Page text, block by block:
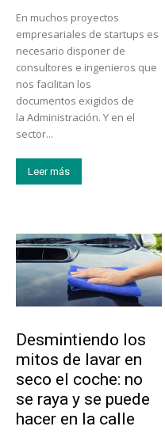
En muchos proyectos
empresariales de startups es
necesario disponer de
consultores e ingenieros que
nos facilitan los
documentos exigidos de
la Administración. Y en el
sector...
Leer más
Desmintiendo los
mitos de lavar en
seco el coche: no
se raya y se puede
hacer en la calle